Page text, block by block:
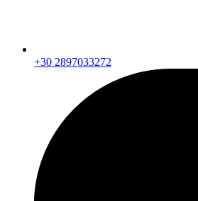
+30 2897033272